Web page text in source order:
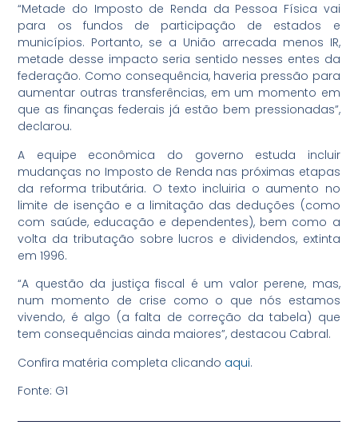
“Metade do Imposto de Renda da Pessoa Física vai
para os fundos de participação de estados e
municípios. Portanto, se a União arrecada menos IR,
metade desse impacto seria sentido nesses entes da
federação. Como consequência, haveria pressão para
aumentar outras transferências, em um momento em
que as finanças federais já estão bem pressionadas”,
declarou.
A equipe econômica do governo estuda incluir
mudanças no Imposto de Renda nas próximas etapas
da reforma tributária. O texto incluiria o aumento no
limite de isenção e a limitação das deduções (como
com saúde, educação e dependentes), bem como a
volta da tributação sobre lucros e dividendos, extinta
em 1996.
“A questão da justiça fiscal é um valor perene, mas,
num momento de crise como o que nós estamos
vivendo, é algo (a falta de correção da tabela) que
tem consequências ainda maiores”, destacou Cabral.
Confira matéria completa clicando aqui.
Fonte: G1